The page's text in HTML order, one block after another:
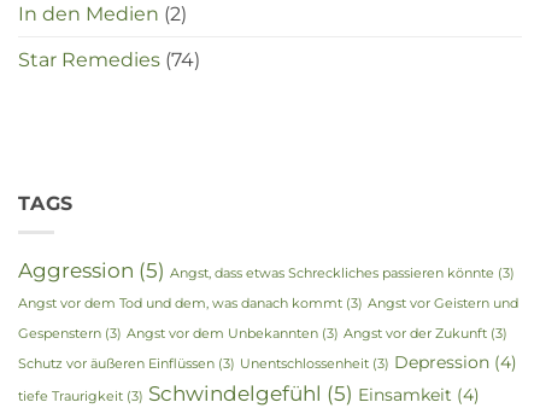
In den Medien (2)
Star Remedies (74)
TAGS
Aggression (5) Angst, dass etwas Schreckliches passieren könnte (3)
Angst vor dem Tod und dem, was danach kommt (3) Angst vor Geistern und
Gespenstern (3) Angst vor dem Unbekannten (3) Angst vor der Zukunft (3)
Schutz vor äußeren Einflüssen (3) Unentschlossenheit (3) Depression (4)
tiefe Traurigkeit (3) Schwindelgefühl (5) Einsamkeit (4)